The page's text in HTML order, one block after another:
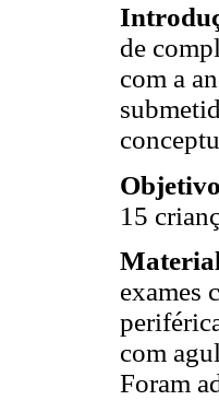
de
com a
15
exames
com
Foram